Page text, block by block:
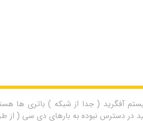
( جدا از شبکه ) باتری ها